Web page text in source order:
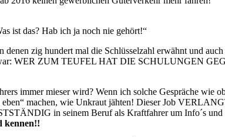
ist das? Hab ich ja noch nie gehört!“
zig hundert mal die Schlüsselzahl erwähnt und
war: WER ZUM TEUFEL HAT DIE SCHULUNGEN
immer mieser wird? Wenn ich solche Gespräche wie
machen, wie Unkraut jähten! Dieser Job
in seinem Beruf als Kraftfahrer um Info´s
kennen!!